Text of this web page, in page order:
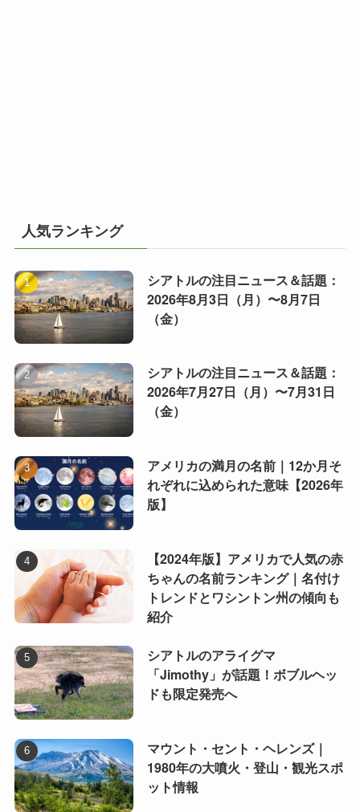
人気ランキング
シアトルの注目ニュース＆話題：
2026年8月3日（月）〜8月7日
（金）
シアトルの注目ニュース＆話題：
2026年7月27日（月）〜7月31日
（金）
アメリカの満月の名前｜12か月そ
れぞれに込められた意味【2026年
版】
【2024年版】アメリカで人気の赤
ちゃんの名前ランキング｜名付け
トレンドとワシントン州の傾向も
紹介
シアトルのアライグマ
「Jimothy」が話題！ボブルヘッ
ドも限定発売へ
マウント・セント・ヘレンズ｜
1980年の大噴火・登山・観光スポ
ット情報